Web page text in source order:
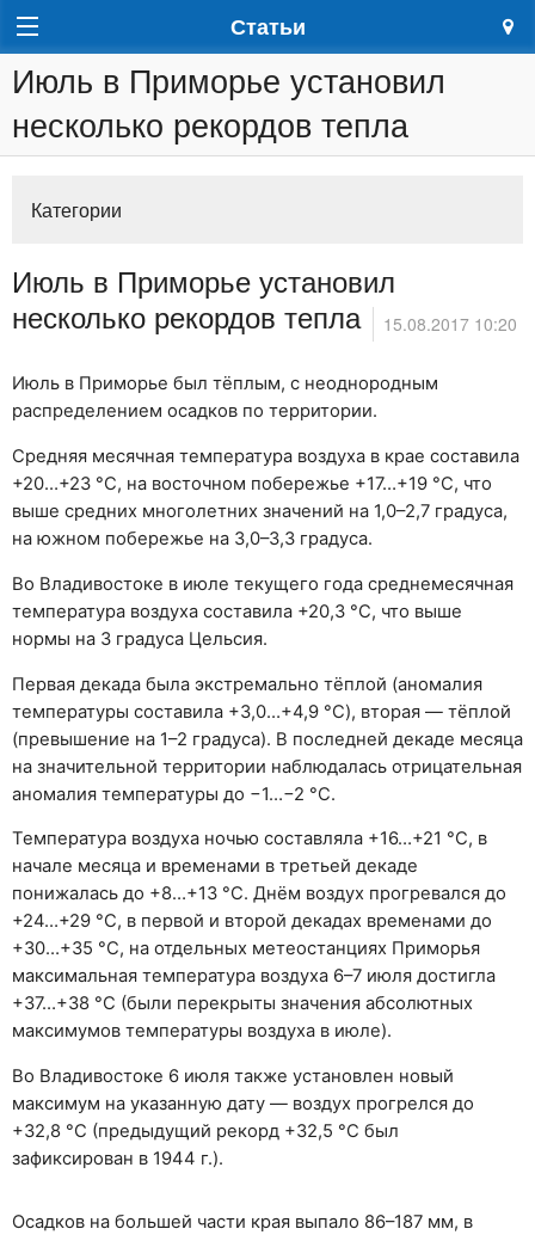
Статьи
Июль в Приморье установил
несколько рекордов тепла
Категории
Июль в Приморье установил
несколько рекордов тепла
15.08.2017 10:20
Июль в Приморье был тёплым, с неоднородным
распределением осадков по территории.
Средняя месячная температура воздуха в крае составила
+20…+23 °C, на восточном побережье +17…+19 °C, что
выше средних многолетних значений на 1,0–2,7 градуса,
на южном побережье на 3,0–3,3 градуса.
Во Владивостоке в июле текущего года среднемесячная
температура воздуха составила +20,3 °C, что выше
нормы на 3 градуса Цельсия.
Первая декада была экстремально тёплой (аномалия
температуры составила +3,0…+4,9 °C), вторая — тёплой
(превышение на 1–2 градуса). В последней декаде месяца
на значительной территории наблюдалась отрицательная
аномалия температуры до −1…−2 °C.
Температура воздуха ночью составляла +16…+21 °C, в
начале месяца и временами в третьей декаде
понижалась до +8…+13 °C. Днём воздух прогревался до
+24…+29 °C, в первой и второй декадах временами до
+30…+35 °C, на отдельных метеостанциях Приморья
максимальная температура воздуха 6–7 июля достигла
+37…+38 °C (были перекрыты значения абсолютных
максимумов температуры воздуха в июле).
Во Владивостоке 6 июля также установлен новый
максимум на указанную дату — воздух прогрелся до
+32,8 °C (предыдущий рекорд +32,5 °C был
зафиксирован в 1944 г.).
Осадков на большей части края выпало 86–187 мм, в